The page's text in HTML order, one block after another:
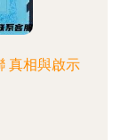
真相與啟示